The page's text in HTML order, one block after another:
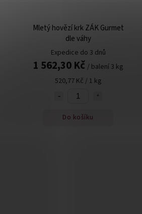
Mletý hovězí krk ZÁK Gurmet
dle váhy
Expedice do 3 dnů
1 562,30 Kč / balení 3 kg
520,77 Kč / 1 kg
Do košíku